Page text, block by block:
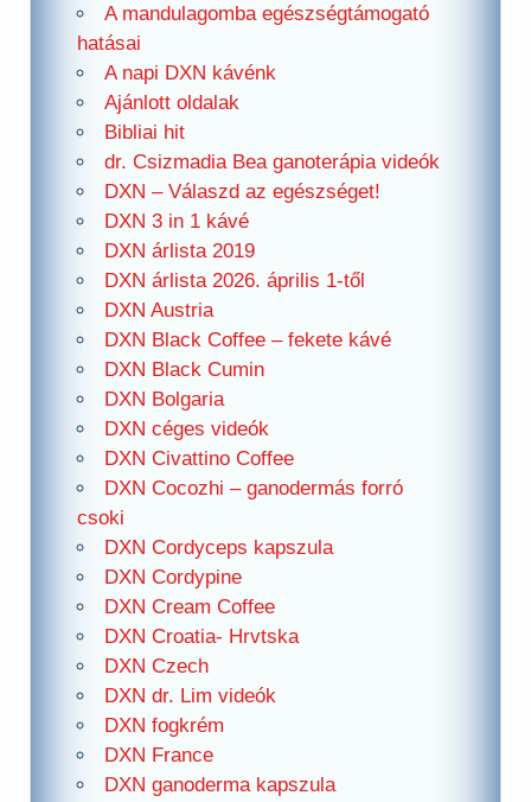
A mandulagomba egészségtámogató
hatásai
A napi DXN kávénk
Ajánlott oldalak
Bibliai hit
dr. Csizmadia Bea ganoterápia videók
DXN – Válaszd az egészséget!
DXN 3 in 1 kávé
DXN árlista 2019
DXN árlista 2026. április 1-től
DXN Austria
DXN Black Coffee – fekete kávé
DXN Black Cumin
DXN Bolgaria
DXN céges videók
DXN Civattino Coffee
DXN Cocozhi – ganodermás forró
csoki
DXN Cordyceps kapszula
DXN Cordypine
DXN Cream Coffee
DXN Croatia- Hrvtska
DXN Czech
DXN dr. Lim videók
DXN fogkrém
DXN France
DXN ganoderma kapszula